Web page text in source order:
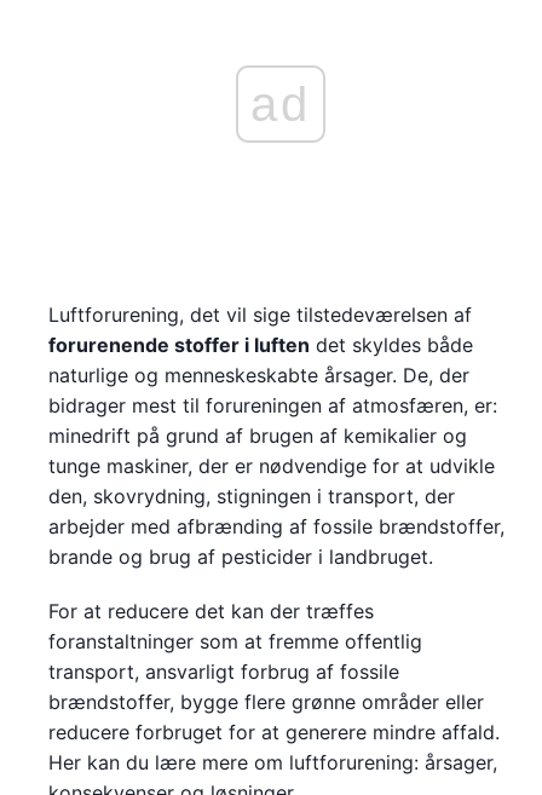
ad
Luftforurening, det vil sige tilstedeværelsen af
forurenende stoffer i luften det skyldes både
naturlige og menneskeskabte årsager. De, der
bidrager mest til forureningen af atmosfæren, er:
minedrift på grund af brugen af kemikalier og
tunge maskiner, der er nødvendige for at udvikle
den, skovrydning, stigningen i transport, der
arbejder med afbrænding af fossile brændstoffer,
brande og brug af pesticider i landbruget.
For at reducere det kan der træffes
foranstaltninger som at fremme offentlig
transport, ansvarligt forbrug af fossile
brændstoffer, bygge flere grønne områder eller
reducere forbruget for at generere mindre affald.
Her kan du lære mere om luftforurening: årsager,